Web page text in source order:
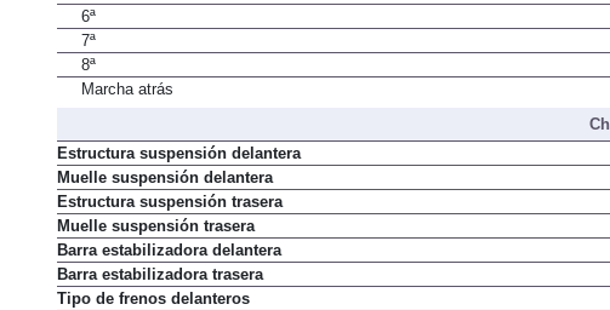
6ª
7ª
8ª
Marcha atrás
Estructura suspensión delantera
Muelle suspensión delantera
Estructura suspensión trasera
Muelle suspensión trasera
Barra estabilizadora delantera
Barra estabilizadora trasera
Tipo de frenos delanteros